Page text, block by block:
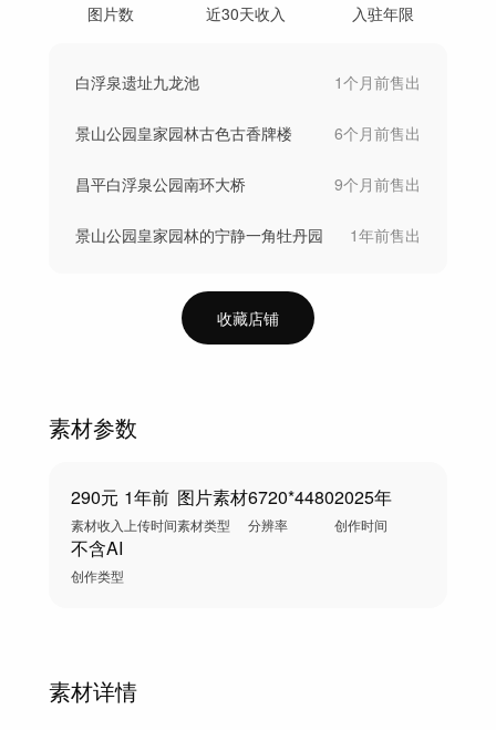
图片数 近30天收入 入驻年限
白浮泉遗址九龙池 1个月前售出
景山公园皇家园林古色古香牌楼 6个月前售出
昌平白浮泉公园南环大桥 9个月前售出
景山公园皇家园林的宁静一角牡丹园 1年前售出
收藏店铺
素材参数
290元
素材收入
1年前
上传时间
图片素材
素材类型
6720*4480
分辨率
2025年
创作时间
不含AI
创作类型
素材详情